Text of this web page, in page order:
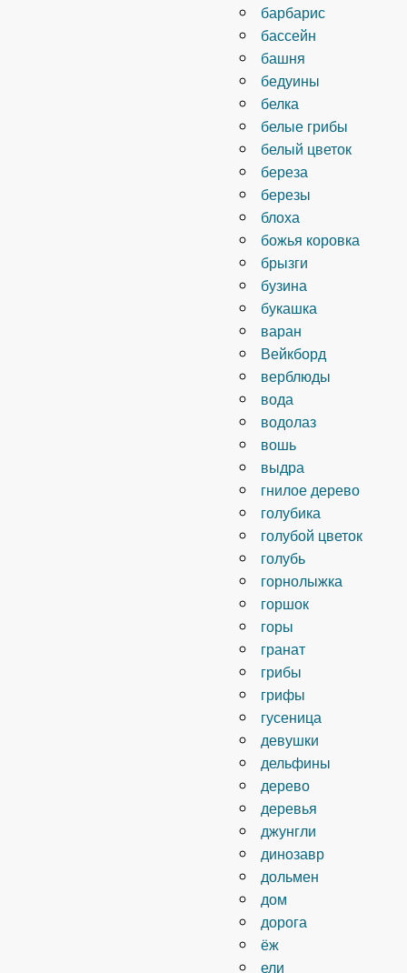
барбарис
бассейн
башня
бедуины
белка
белые грибы
белый цветок
береза
березы
блоха
божья коровка
брызги
бузина
букашка
варан
Вейкборд
верблюды
вода
водолаз
вошь
выдра
гнилое дерево
голубика
голубой цветок
голубь
горнолыжка
горшок
горы
гранат
грибы
грифы
гусеница
девушки
дельфины
дерево
деревья
джунгли
динозавр
дольмен
дом
дорога
ёж
ели